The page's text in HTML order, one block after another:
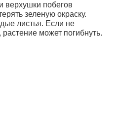
верхушки побегов
зеленую окраску.
листья. Если не
может погибнуть.